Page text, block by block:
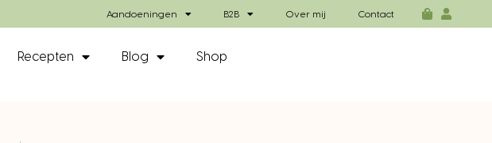
Aandoeningen B2B Over mij Contact
Recepten Blog Shop